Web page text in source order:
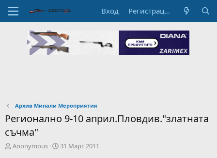
Вход Регистрация
Архив Минали Мероприятия
Регионално 9-10 април.Пловдив."златната
съчма"
А
Anonymous
Н
31 Март 2011